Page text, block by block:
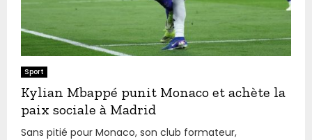
Sport
Kylian Mbappé punit Monaco et achète la
paix sociale à Madrid
Sans pitié pour Monaco, son club formateur,